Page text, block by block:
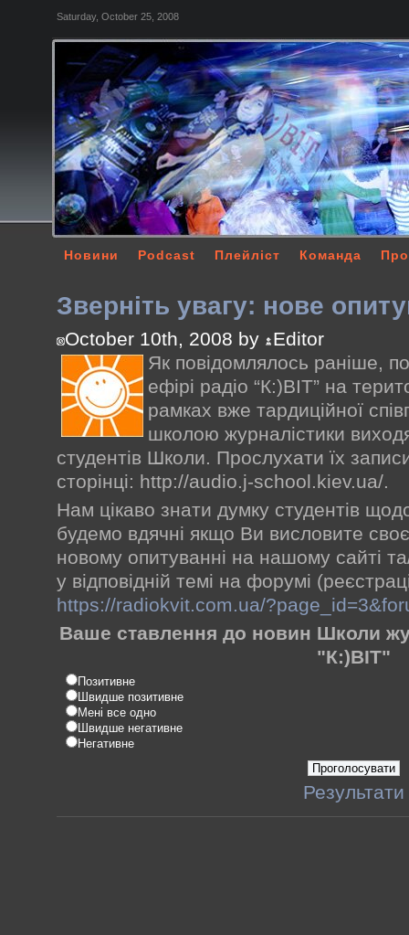
Saturday, October 25, 2008
Новини Podcast Плейліст Команда
Зверніть увагу: нове
October 10th, 2008 by
Editor
Як повідомлялось раніше,
ефірі радіо “К:)ВІТ” на
рамках вже тардиційної
школою журналістики
студентів Школи. Прослухати їх
сторінці: http://audio.j-school.kiev.ua/.
Нам цікаво знати думку студентів
будемо вдячні якщо Ви висловите
новому опитуванні на нашому сайті
у відповідній темі на форумі
https://radiokvit.com.ua/
Ваше ставлення до новин Школи
"К:)ВІТ"
Позитивне
Швидше позитивне
Мені все одно
Швидше негативне
Негативне
Результати